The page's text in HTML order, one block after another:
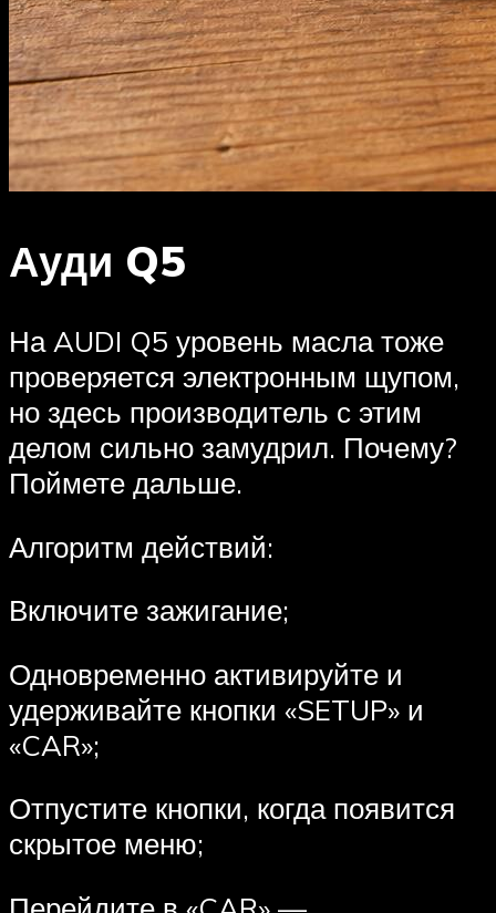
Ауди Q5
На AUDI Q5 уровень масла тоже
проверяется электронным щупом,
но здесь производитель с этим
делом сильно замудрил. Почему?
Поймете дальше.
Алгоритм действий:
Включите зажигание;
Одновременно активируйте и
удерживайте кнопки «SETUP» и
«CAR»;
Отпустите кнопки, когда появится
скрытое меню;